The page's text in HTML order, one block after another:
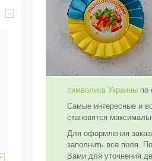
символика Украины по
Самые интересные и
становятся
Для оформления
заполнить все поля.
Вами для уточнения